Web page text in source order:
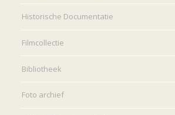
Historische Documentatie
Filmcollectie
Bibliotheek
Foto archief